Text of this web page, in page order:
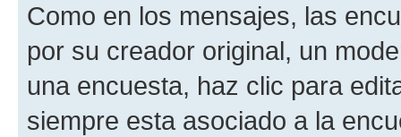
Como en los mensajes, las
por su creador original, un
una encuesta, haz clic para
siempre esta asociado a la